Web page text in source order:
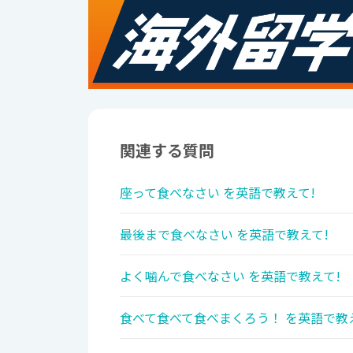
関連する質問
座って食べなさい を英語で教えて!
最後まで食べなさい を英語で教えて!
よく噛んで食べなさい を英語で教えて!
食べて食べて食べまくろう！ を英語で教